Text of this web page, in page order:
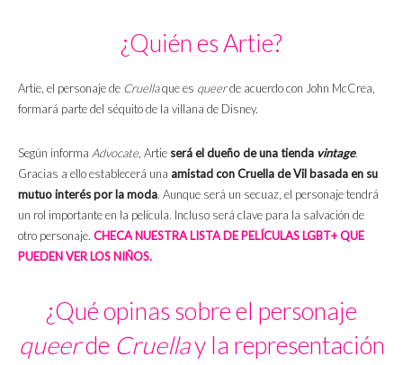
¿Quién es Artie?
Artie, el personaje de Cruellaque es queerde acuerdo con John McCrea,
formará parte del séquito de la villana de Disney.
Según informa Advocate, Artie será el dueño de una tienda vintage.
Gracias a ello establecerá una amistad con Cruella de Vil basada en su
mutuo interés por la moda. Aunque será un secuaz, el personaje tendrá
un rol importante en la película. Incluso será clave para la salvación de
otro personaje. CHECA NUESTRA LISTA DE PELÍCULAS LGBT+ QUE
PUEDEN VER LOS NIÑOS.
¿Qué opinas sobre el personaje
queerde Cruellay la representación